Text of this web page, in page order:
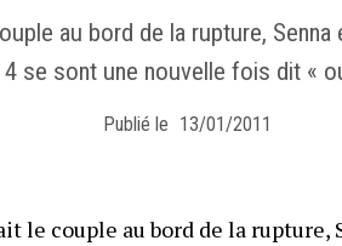
au bord de la rupture,
4 se sont une nouvelle fois dit «
Publié le 13/01/2011
le couple au bord de la